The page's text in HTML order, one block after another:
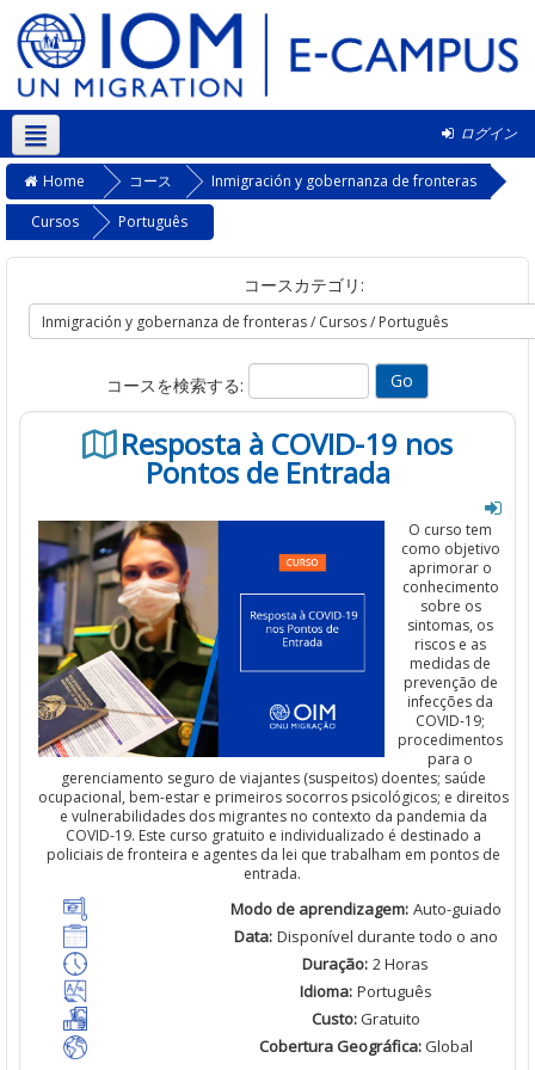
ログイン
日本語 ‎(ja)‎
Home コース
Inmigración y gobernanza de fronteras
Cursos
Português
コースカテゴリ:
コースを検索する:
Resposta à COVID-19 nos
Pontos de Entrada
O curso tem
como objetivo
aprimorar o
conhecimento
sobre os
sintomas, os
riscos e as
medidas de
prevenção de
infecções da
COVID-19;
procedimentos
para o
gerenciamento seguro de viajantes (suspeitos) doentes; saúde
ocupacional, bem-estar e primeiros socorros psicológicos; e direitos
e vulnerabilidades dos migrantes no contexto da pandemia da
COVID-19. Este curso gratuito e individualizado é destinado a
policiais defronteira e agentes da lei que trabalham em pontos de
entrada.
Modo de aprendizagem: Auto-guiado
Data: Disponível durante todo o ano
Duração: 2 Horas
Idioma: Português
Custo:Gratuito
Cobertura Geográfica:Global